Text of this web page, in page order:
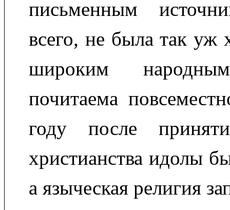
письменным
всего, не была так уж
широким
почитаема
году после
христианства идолы
а языческая религия